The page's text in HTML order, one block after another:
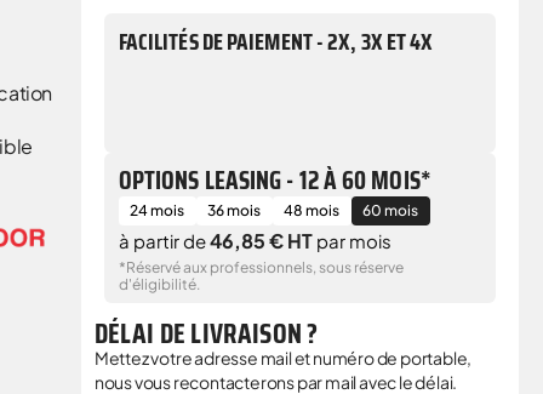
FACILITÉS DE PAIEMENT - 2X, 3X ET 4X
OPTIONS LEASING - 12 À 60 MOIS*
24 mois 36 mois 48 mois 60 mois
à partir de46,85 € HTpar mois
*Réservé aux professionnels, sous réserve
d'éligibilité.
DÉLAI DE LIVRAISON ?
Mettez votre adresse mail et numéro de portable,
nous vous recontacterons par mail avec le délai.